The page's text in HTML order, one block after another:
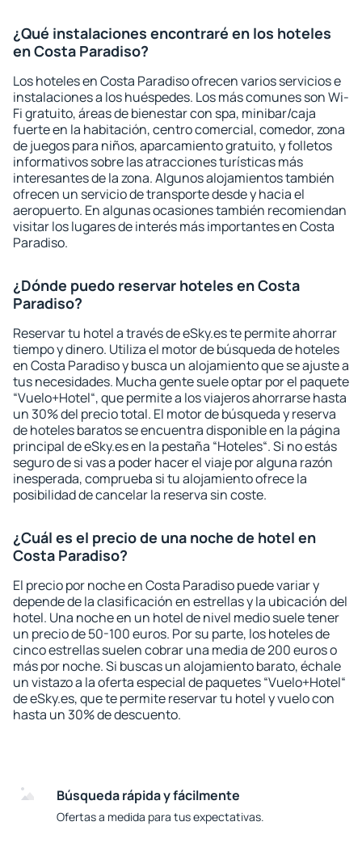
¿Qué instalaciones encontraré en los hoteles
en Costa Paradiso?
Los hoteles en Costa Paradiso ofrecen varios servicios e
instalaciones a los huéspedes. Los más comunes son Wi-
Fi gratuito, áreas de bienestar con spa, minibar/caja
fuerte en la habitación, centro comercial, comedor, zona
de juegos para niños, aparcamiento gratuito, y folletos
informativos sobre las atracciones turísticas más
interesantes de la zona. Algunos alojamientos también
ofrecen un servicio de transporte desde y hacia el
aeropuerto. En algunas ocasiones también recomiendan
visitar los lugares de interés más importantes en Costa
Paradiso.
¿Dónde puedo reservar hoteles en Costa
Paradiso?
Reservar tu hotel a través de eSky.es te permite ahorrar
tiempo y dinero. Utiliza el motor de búsqueda de hoteles
en Costa Paradiso y busca un alojamiento que se ajuste a
tus necesidades. Mucha gente suele optar por el paquete
“Vuelo+Hotel“, que permite a los viajeros ahorrarse hasta
un 30% del precio total. El motor de búsqueda y reserva
de hoteles baratos se encuentra disponible en la página
principal de eSky.es en la pestaña “Hoteles“. Si no estás
seguro de si vas a poder hacer el viaje por alguna razón
inesperada, comprueba si tu alojamiento ofrece la
posibilidad de cancelar la reserva sin coste.
¿Cuál es el precio de una noche de hotel en
Costa Paradiso?
El precio por noche en Costa Paradiso puede variar y
depende de la clasificación en estrellas y la ubicación del
hotel. Una noche en un hotel de nivel medio suele tener
un precio de 50-100 euros. Por su parte, los hoteles de
cinco estrellas suelen cobrar una media de 200 euros o
más por noche. Si buscas un alojamiento barato, échale
un vistazo a la oferta especial de paquetes “Vuelo+Hotel“
de eSky.es, que te permite reservar tu hotel y vuelo con
hasta un 30% de descuento.
Búsqueda rápida y fácilmente
Ofertas a medida para tus expectativas.